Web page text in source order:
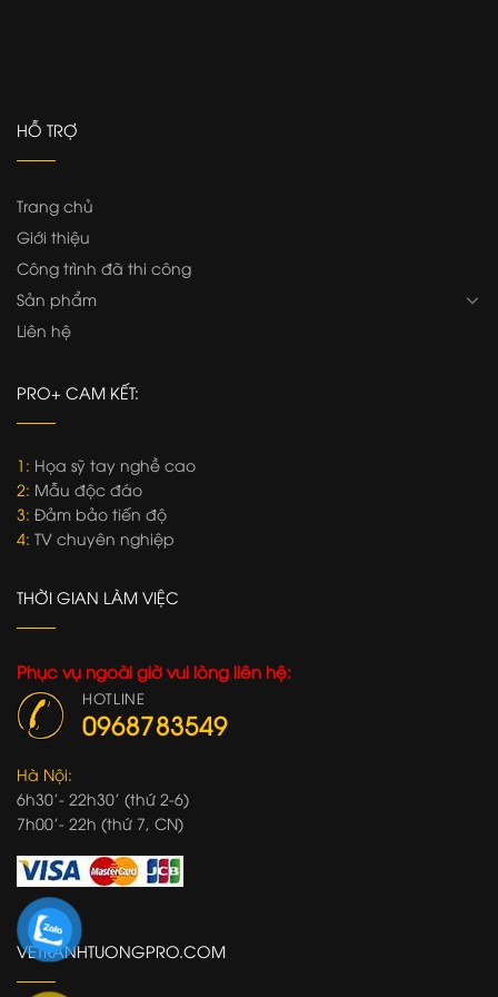
HỖ TRỢ
Trang chủ
Giới thiệu
Công trình đã thi công
Sản phẩm
Liên hệ
PRO+ CAM KẾT:
1: Họa sỹ tay nghề cao
2: Mẫu độc đáo
3: Đảm bảo tiến độ
4: TV chuyên nghiệp
THỜI GIAN LÀM VIỆC
Phục vụ ngoài giờ vui lòng liên hệ:
HOTLINE
0968783549
Hà Nội:
6h30'- 22h30' (thứ 2-6)
7h00'- 22h (thứ 7, CN)
VETRANHTUONGPRO.COM